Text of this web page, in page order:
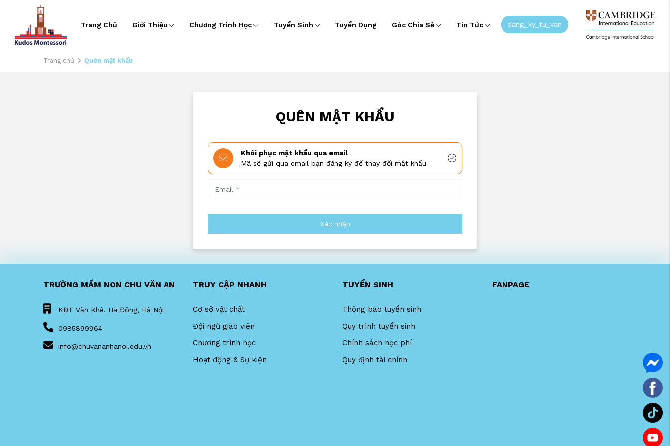
Trang Chủ Giới Thiệu Chương Trình Học Tuyển Sinh Tuyển Dụng Góc Chia Sẻ Tin Tức dang_ky_tu_van
Trang chủ Quên mật khẩu
QUÊN MẬT KHẨU
Khôi phục mật khẩu qua email
Mã sẽ gửi qua email bạn đăng ký để thay đổi mật khẩu
Xác nhận
TRƯỜNG MẦM NON CHU VĂN AN
KĐT Văn Khê, Hà Đông, Hà Nội
0985899964
info@chuvananhanoi.edu.vn
TRUY CẬP NHANH
Cơ sở vật chất
Đội ngũ giáo viên
Chương trình học
Hoạt động & Sự kiện
TUYỂN SINH
Thông báo tuyển sinh
Quy trình tuyển sinh
Chính sách học phí
Quy định tài chính
FANPAGE